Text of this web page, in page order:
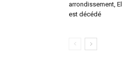
arrondissement,
est décédé